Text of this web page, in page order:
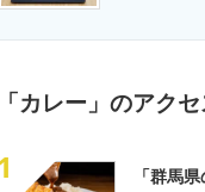
「カレー」のアク
「群馬